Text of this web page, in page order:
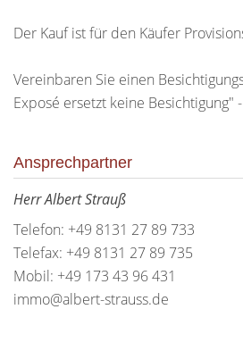
Der Kauf ist für den Käufer
Vereinbaren Sie einen
Exposé ersetzt keine Besichtigung"
Ansprechpartner
Herr Albert Strauß
Telefon: +49 8131 27 89 733
Telefax: +49 8131 27 89 735
Mobil: +49 173 43 96 431
immo@albert-strauss.de